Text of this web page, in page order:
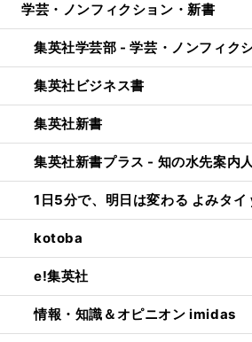
学芸・ノンフィクション・新書
集英社学芸部 - 学芸・ノンフィク
集英社ビジネス書
集英社新書
集英社新書プラス - 知の水先案内人
1日5分で、明日は変わる よみタ
kotoba
e!集英社
情報・知識＆オピニオン imidas